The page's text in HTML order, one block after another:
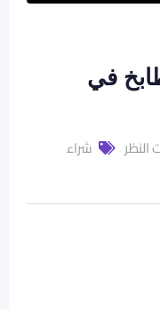
في
شراء